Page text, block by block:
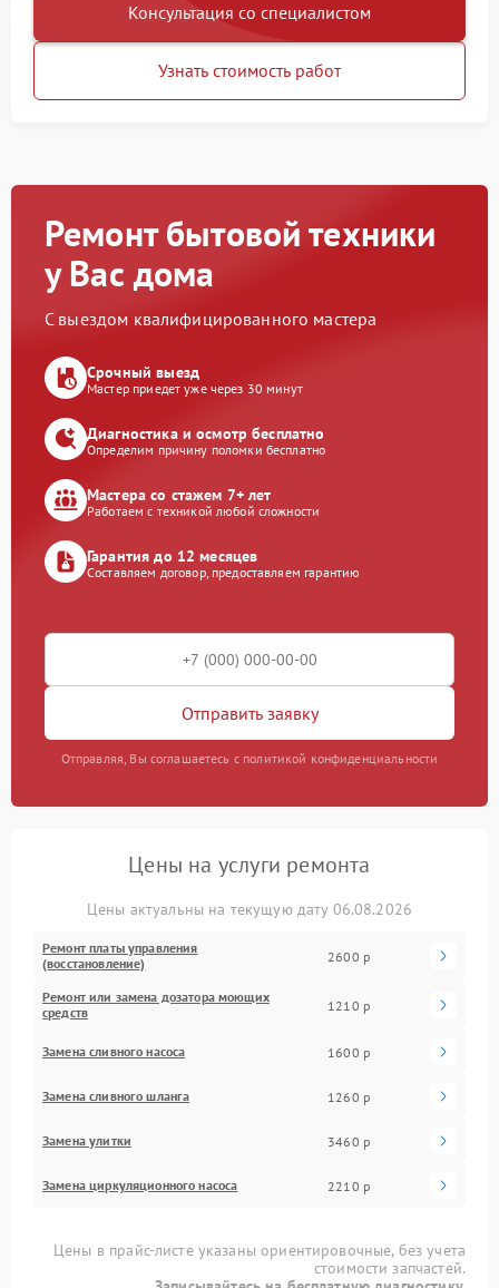
Консультация со специалистом
Узнать стоимость работ
Ремонт бытовой техники
у Вас дома
С выездом квалифицированного мастера
Срочный выезд
Мастер приедет уже через 30 минут
Диагностика и осмотр бесплатно
Определим причину поломки бесплатно
Мастера со стажем 7+ лет
Работаем с техникой любой сложности
Гарантия до 12 месяцев
Составляем договор, предоставляем гарантию
Отправить заявку
Отправляя, Вы соглашаетесь с политикой конфиденциальности
Цены на услуги ремонта
Цены актуальны на текущую дату 06.08.2026
Ремонт платы управления
(восстановление)
2600 р
Ремонт или замена дозатора моющих
средств
1210 р
Замена сливного насоса 1600 р
Замена сливного шланга 1260 р
Замена улитки 3460 р
Замена циркуляционного насоса 2210 р
Цены в прайс-листе указаны ориентировочные, без учета
стоимости запчастей.